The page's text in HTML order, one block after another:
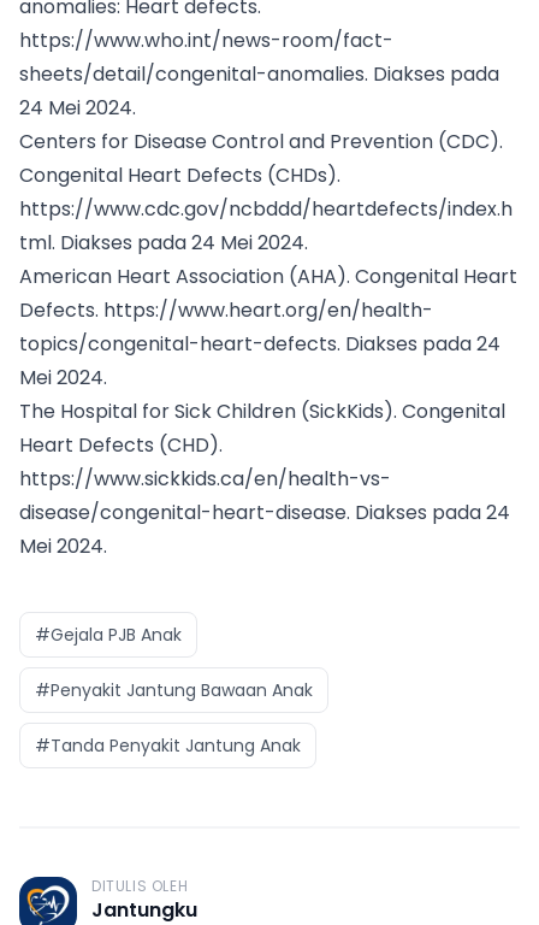
anomalies: Heart defects.
https://www.who.int/news-room/fact-
sheets/detail/congenital-anomalies. Diakses pada
24 Mei 2024.
Centers for Disease Control and Prevention (CDC).
Congenital Heart Defects (CHDs).
https://www.cdc.gov/ncbddd/heartdefects/index.h
tml. Diakses pada 24 Mei 2024.
American Heart Association (AHA). Congenital Heart
Defects. https://www.heart.org/en/health-
topics/congenital-heart-defects. Diakses pada 24
Mei 2024.
The Hospital for Sick Children (SickKids). Congenital
Heart Defects (CHD).
https://www.sickkids.ca/en/health-vs-
disease/congenital-heart-disease. Diakses pada 24
Mei 2024.
#Gejala PJB Anak
#Penyakit Jantung Bawaan Anak
#Tanda Penyakit Jantung Anak
J
DITULIS OLEH
Jantungku